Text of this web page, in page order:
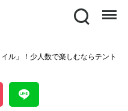
Search Menu
ル」！少人数で楽しむならテント